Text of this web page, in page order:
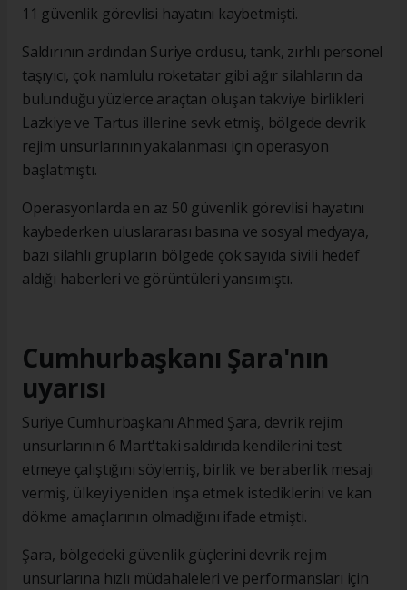
11 güvenlik görevlisi hayatını kaybetmişti.
Saldırının ardından Suriye ordusu, tank, zırhlı personel
taşıyıcı, çok namlulu roketatar gibi ağır silahların da
bulunduğu yüzlerce araçtan oluşan takviye birlikleri
Lazkiye ve Tartus illerine sevk etmiş, bölgede devrik
rejim unsurlarının yakalanması için operasyon
başlatmıştı.
Operasyonlarda en az 50 güvenlik görevlisi hayatını
kaybederken uluslararası basına ve sosyal medyaya,
bazı silahlı grupların bölgede çok sayıda sivili hedef
aldığı haberleri ve görüntüleri yansımıştı.
Cumhurbaşkanı Şara'nın
uyarısı
Suriye Cumhurbaşkanı Ahmed Şara, devrik rejim
unsurlarının 6 Mart'taki saldırıda kendilerini test
etmeye çalıştığını söylemiş, birlik ve beraberlik mesajı
vermiş, ülkeyi yeniden inşa etmek istediklerini ve kan
dökme amaçlarının olmadığını ifade etmişti.
Şara, bölgedeki güvenlik güçlerini devrik rejim
unsurlarına hızlı müdahaleleri ve performansları için